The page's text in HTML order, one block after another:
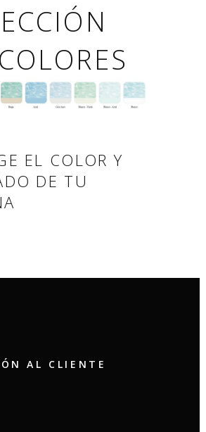
EL COLOR Y
DE TU
AL CLIENTE